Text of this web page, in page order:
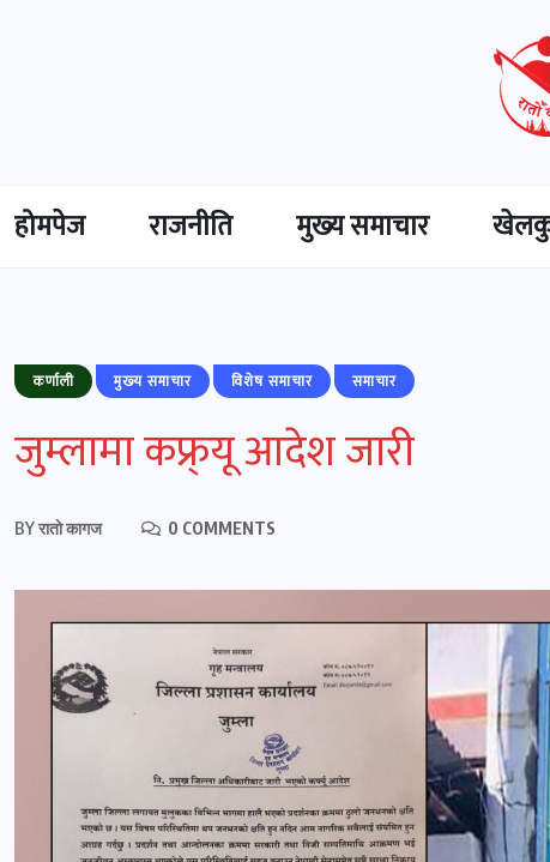
होमपेज राजनीति मुख्‍य समाचार
कर्णाली मुख्‍य समाचार विशेष समाचार समाचार
जुम्लामा कफ्र्यू आदेश जारी
BYरातो कागज 0 COMMENTS